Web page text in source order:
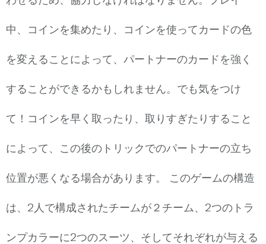
中、コインを集めたり、コインを使ってカードの色
を変えることによって、パートナーのカードを強く
することができるかもしれません。でも気をつけ
て！コインを早く取ったり、取りすぎたりすること
によって、この後のトリックでのパートナーの立ち
位置が悪くなる場合があります。 このゲームの構造
は、2人で構成されたチームが２チーム、2つのトラ
ンプカラーに2つのスーツ、そしてそれぞれが与える